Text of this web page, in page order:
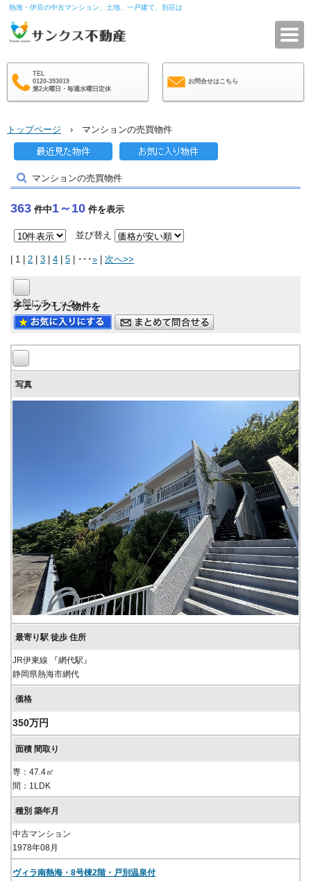
熱海・伊豆の中古マンション、土地、一戸建て、別荘は
TEL
0120-393019
第2火曜日・毎週水曜日定休
お問合せはこちら
トップページ › マンションの売買物件
マンションの売買物件
363 件中1～10 件を表示
並び替え
| 1 | 2 | 3 | 4 | 5 | ･･･» | 次へ>>
全部にチェック
チェックした物件を
JR伊東線 『網代駅』
静岡県熱海市網代
350万円
専：47.4㎡
間：1LDK
中古マンション
1978年08月
ヴィラ南熱海・8号棟2階・戸別温泉付